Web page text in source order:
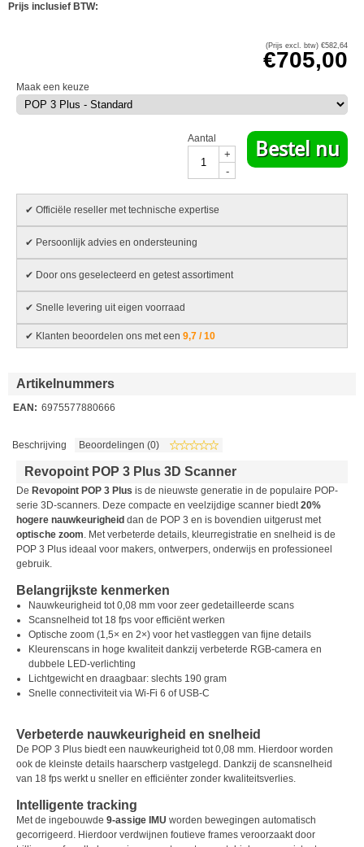
Prijs inclusief BTW:
(Prijs excl. btw) €582,64
€705,00
Maak een keuze
Aantal
+
-
Bestel nu
✔ Officiële reseller met technische expertise
✔ Persoonlijk advies en ondersteuning
✔ Door ons geselecteerd en getest assortiment
✔ Snelle levering uit eigen voorraad
✔ Klanten beoordelen ons met een 9,7 / 10
Artikelnummers
EAN: 6975577880666
Beschrijving Beoordelingen (0)
Revopoint POP 3 Plus 3D Scanner
De Revopoint POP 3 Plus is de nieuwste generatie in de populaire POP-
serie 3D-scanners. Deze compacte en veelzijdige scanner biedt20%
hogere nauwkeurigheid dan de POP 3 en is bovendien uitgerust met
optische zoom. Met verbeterde details, kleurregistratie en snelheid is de
POP 3 Plus ideaal voor makers, ontwerpers, onderwijs en professioneel
gebruik.
Belangrijkste kenmerken
Nauwkeurigheid tot 0,08 mm voor zeer gedetailleerde scans
Scansnelheid tot 18 fps voor efficiënt werken
Optische zoom (1,5× en 2×) voor het vastleggen van fijne details
Kleurenscans in hoge kwaliteit dankzij verbeterde RGB-camera en
dubbele LED-verlichting
Lichtgewicht en draagbaar: slechts 190 gram
Snelle connectiviteit via Wi-Fi 6 of USB-C
Verbeterde nauwkeurigheid en snelheid
De POP 3 Plus biedt een nauwkeurigheid tot 0,08 mm. Hierdoor worden
ook de kleinste details haarscherp vastgelegd. Dankzij de scansnelheid
van 18 fps werkt u sneller en efficiënter zonder kwaliteitsverlies.
Intelligente tracking
Met de ingebouwde 9-assige IMU worden bewegingen automatisch
gecorrigeerd. Hierdoor verdwijnen foutieve frames veroorzaakt door